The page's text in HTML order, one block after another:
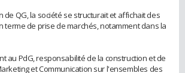
de QG, la société se structurait et affichait des
terme de prise de marchés, notamment dans la
au PdG, responsabilité de la construction et de
et Communication sur l'ensembles des